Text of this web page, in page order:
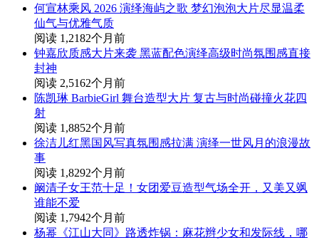
何宣林乘风 2026 演绎海屿之歌 梦幻泡泡大片尽显温柔
仙气与优雅气质
阅读 1,2182个月前
钟嘉欣质感大片来袭 黑蓝配色演绎高级时尚氛围感直接
封神
阅读 2,5162个月前
陈凯琳 BarbieGirl 舞台造型大片 复古与时尚碰撞火花四
射
阅读 1,8852个月前
徐洁儿红黑国风写真氛围感拉满 演绎一世风月的浪漫故
事
阅读 1,8292个月前
阚清子女王范十足！女团爱豆造型气场全开，又美又飒
谁能不爱
阅读 1,7942个月前
杨幂《江山大同》路透炸锅：麻花辫少女和发际线，哪